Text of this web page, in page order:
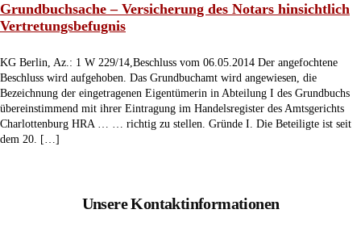
Grundbuchsache – Versicherung des Notars hinsichtlich
Vertretungsbefugnis
KG Berlin, Az.: 1 W 229/14,Beschluss vom 06.05.2014 Der angefochtene
Beschluss wird aufgehoben. Das Grundbuchamt wird angewiesen, die
Bezeichnung der eingetragenen Eigentümerin in Abteilung I des Grundbuchs
übereinstimmend mit ihrer Eintragung im Handelsregister des Amtsgerichts
Charlottenburg HRA … … richtig zu stellen. Gründe I. Die Beteiligte ist seit
dem 20. […]
Unsere Kontaktinformationen